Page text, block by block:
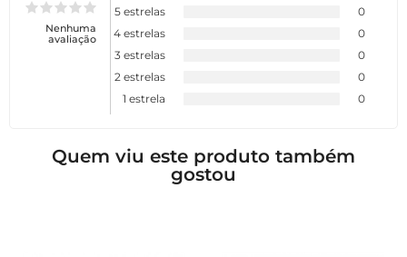
Nenhuma
avaliação
5 estrelas
0
4 estrelas
0
3 estrelas
0
2 estrelas
0
1 estrela
0
Quem viu este produto também
gostou